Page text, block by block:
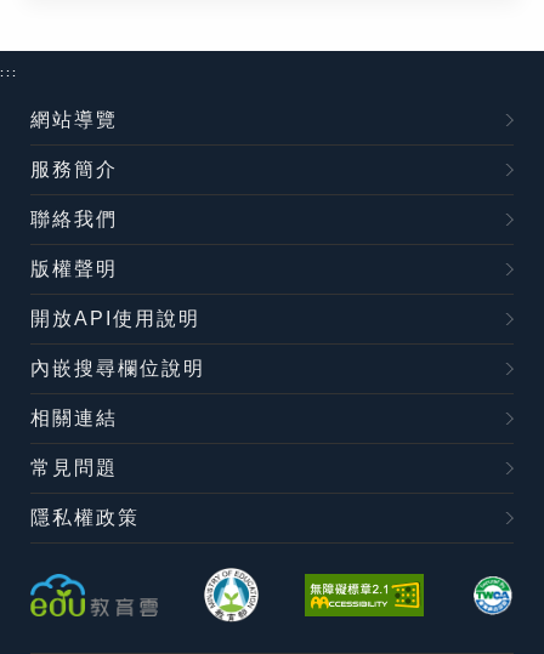
:::
網站導覽
服務簡介
聯絡我們
版權聲明
開放API使用說明
內嵌搜尋欄位說明
相關連結
常見問題
隱私權政策